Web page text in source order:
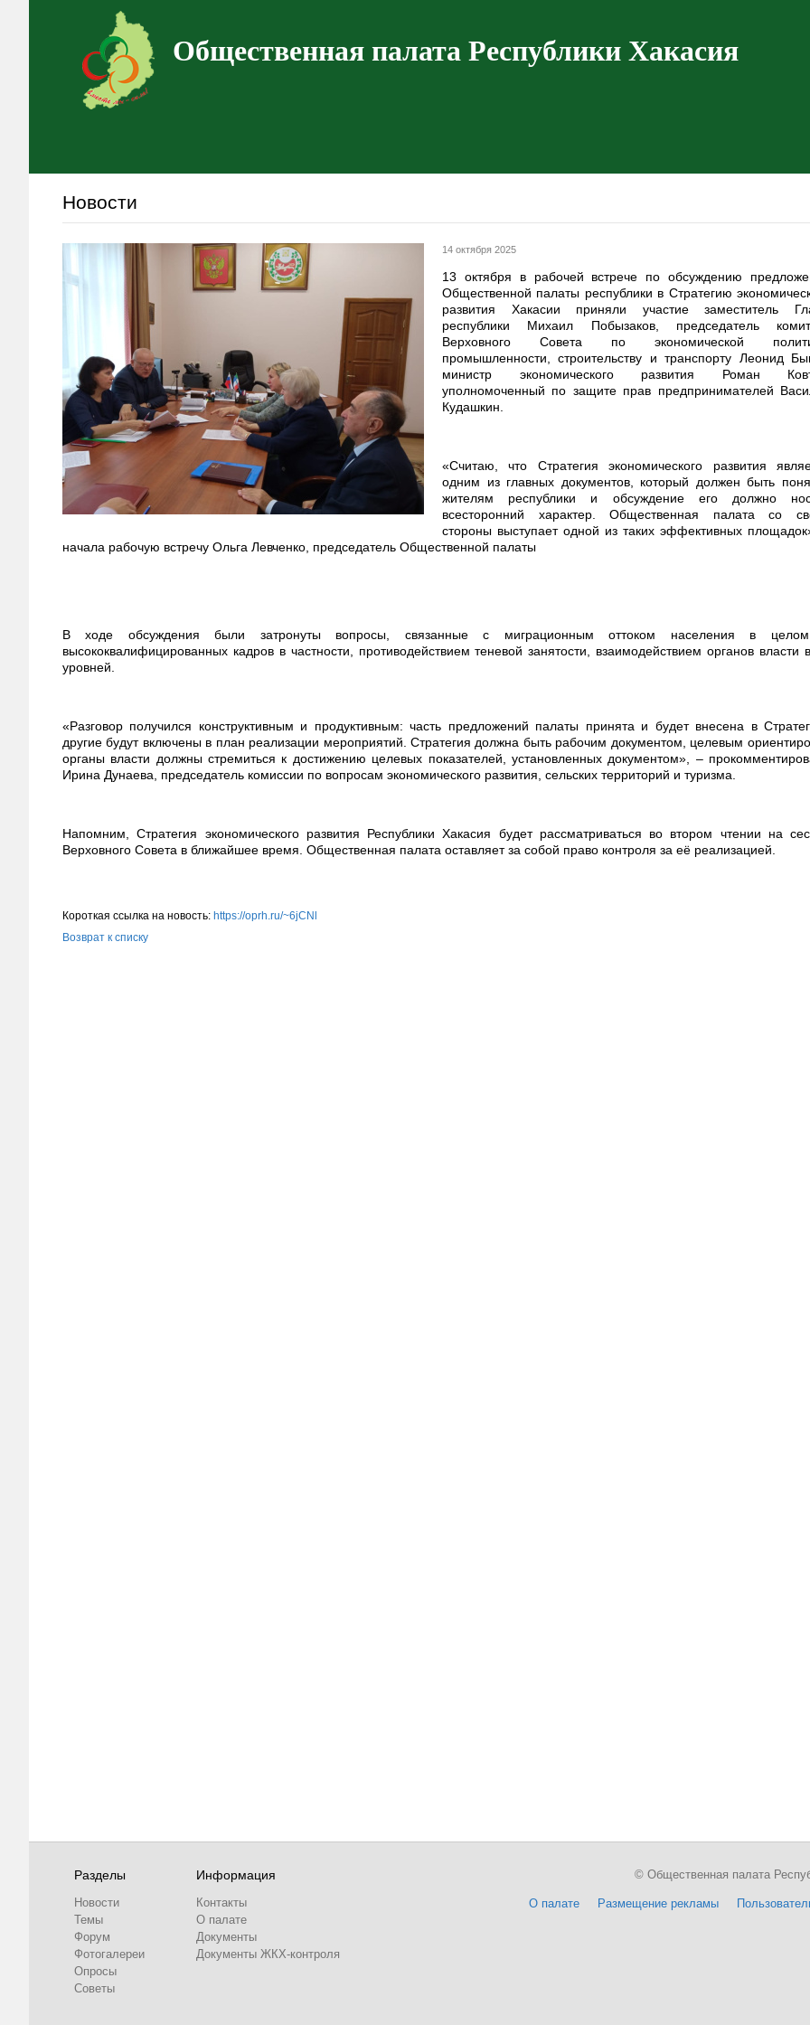
Общественная палата Республики Хакасия
Новости
14 октября 2025
13 октября в рабочей встрече по обсуждению
Общественной палаты республики в Стратегию
развития Хакасии приняли участие заместитель
республики Михаил Побызаков, председатель
Верховного Совета по экономической
промышленности, строительству и транспорту Леонид
министр экономического развития Роман
уполномоченный по защите прав предпринимателей
Кудашкин.
«Считаю, что Стратегия экономического развития
одним из главных документов, который должен быть
жителям республики и обсуждение его должно
всесторонний характер. Общественная палата со
стороны выступает одной из таких эффективных
начала рабочую встречу Ольга Левченко, председатель Общественной палаты
В ходе обсуждения были затронуты вопросы, связанные с миграционным оттоком населения в
высококвалифицированных кадров в частности, противодействием теневой занятости, взаимодействием органов власти
уровней.
«Разговор получился конструктивным и продуктивным: часть предложений палаты принята и будет внесена в
другие будут включены в план реализации мероприятий. Стратегия должна быть рабочим документом, целевым
органы власти должны стремиться к достижению целевых показателей, установленных документом», –
Ирина Дунаева, председатель комиссии по вопросам экономического развития, сельских территорий и туризма.
Напомним, Стратегия экономического развития Республики Хакасия будет рассматриваться во втором чтении на
Верховного Совета в ближайшее время. Общественная палата оставляет за собой право контроля за её реализацией.
Короткая ссылка на новость: https://oprh.ru/~6jCNl
Возврат к списку
Разделы
Новости
Темы
Форум
Фотогалереи
Опросы
Советы
Информация
Контакты
О палате
Документы
Документы ЖКХ-контроля
О палате Размещение рекламы
© Общественная палата